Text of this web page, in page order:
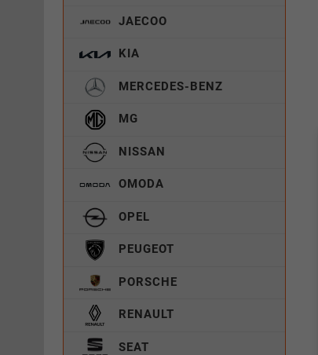
JAECOO
KIA
MERCEDES-BENZ
MG
NISSAN
OMODA
OPEL
PEUGEOT
PORSCHE
RENAULT
SEAT